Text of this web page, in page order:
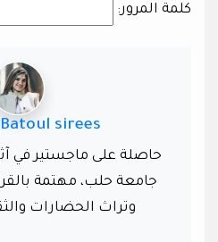
كلمة المرور:
Batoul sirees
حاصلة على ماجستير في
جامعة حلب، مهتمة
وتراث الحضارات